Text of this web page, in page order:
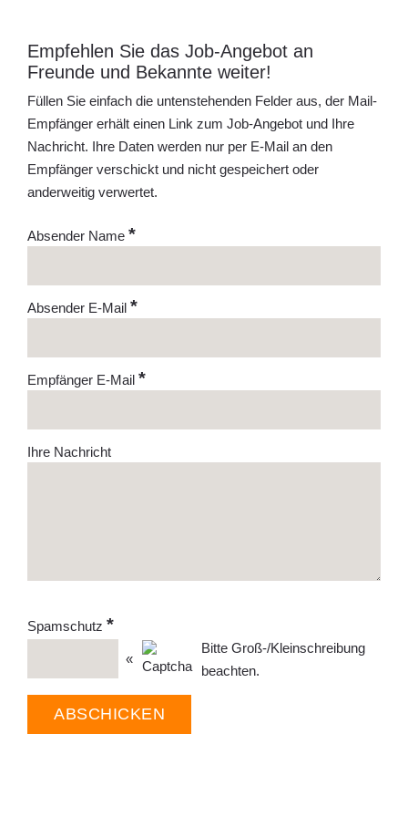
Empfehlen Sie das Job-Angebot an
Freunde und Bekannte weiter!
Füllen Sie einfach die untenstehenden Felder aus, der Mail-
Empfänger erhält einen Link zum Job-Angebot und Ihre
Nachricht. Ihre Daten werden nur per E-Mail an den
Empfänger verschickt und nicht gespeichert oder
anderweitig verwertet.
Absender Name *
Absender E-Mail *
Empfänger E-Mail *
Ihre Nachricht
Spamschutz *
«
Bitte Groß-/Kleinschreibung
beachten.